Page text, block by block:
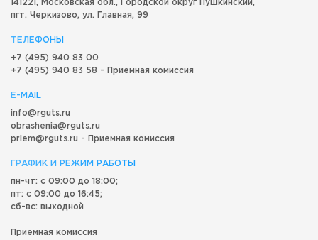
141221, Московская обл., Городской округ Пушкинский,
пгт. Черкизово, ул. Главная, 99
ТЕЛЕФОНЫ
+7 (495) 940 83 00
+7 (495) 940 83 58 - Приемная комиссия
E-MAIL
info@rguts.ru
obrashenia@rguts.ru
priem@rguts.ru - Приемная комиссия
ГРАФИК И РЕЖИМ РАБОТЫ
пн-чт: с 09:00 до 18:00;
пт: с 09:00 до 16:45;
сб-вс: выходной
Приемная комиссия